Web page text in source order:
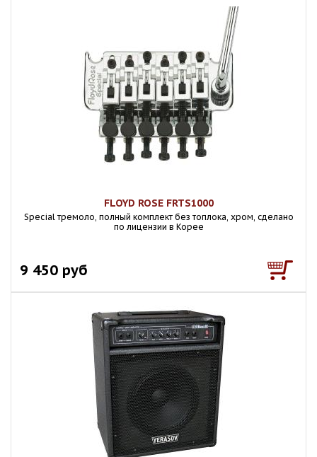
FLOYD ROSE FRTS1000
Special тремоло, полный комплект без топлока, хром, сделано
по лицензии в Корее
9 450 руб